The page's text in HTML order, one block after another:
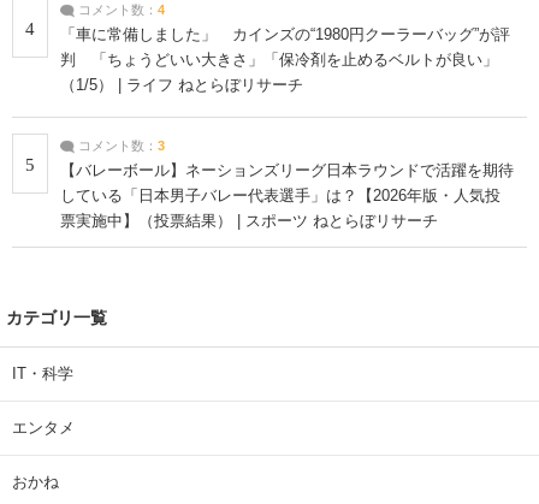
4
コメント数： 4
「車に常備しました」 カインズの“1980円クーラーバッグ”が評
判 「ちょうどいい大きさ」「保冷剤を止めるベルトが良い」
（1/5） | ライフ ねとらぼリサーチ
5
コメント数： 3
【バレーボール】ネーションズリーグ日本ラウンドで活躍を期待
している「日本男子バレー代表選手」は？【2026年版・人気投
票実施中】（投票結果） | スポーツ ねとらぼリサーチ
カテゴリ一覧
IT・科学
エンタメ
おかね